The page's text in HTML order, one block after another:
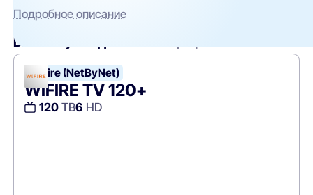
Подробное описание
Вам могут подойти
WiFire (NetByNet)
WIFIRE TV 120+
120ТВ6 HD